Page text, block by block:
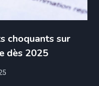
choquants sur
dès 2025